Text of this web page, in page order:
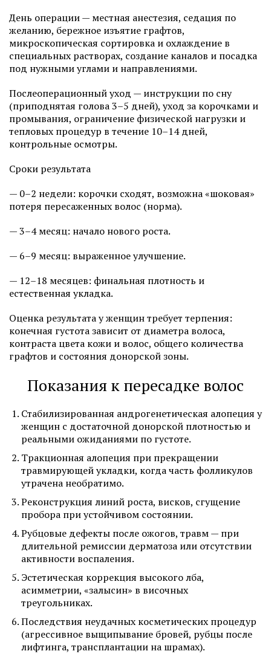
День операции — местная анестезия, седация по
желанию, бережное изъятие графтов,
микроскопическая сортировка и охлаждение в
специальных растворах, создание каналов и посадка
под нужными углами и направлениями.
Послеоперационный уход — инструкции по сну
(приподнятая голова 3–5 дней), уход за корочками и
промывания, ограничение физической нагрузки и
тепловых процедур в течение 10–14 дней,
контрольные осмотры.
Сроки результата
— 0–2 недели: корочки сходят, возможна «шоковая»
потеря пересаженных волос (норма).
— 3–4 месяц: начало нового роста.
— 6–9 месяц: выраженное улучшение.
— 12–18 месяцев: финальная плотность и
естественная укладка.
Оценка результата у женщин требует терпения:
конечная густота зависит от диаметра волоса,
контраста цвета кожи и волос, общего количества
графтов и состояния донорской зоны.
Показания к пересадке волос
Стабилизированная андрогенетическая алопеция у
женщин с достаточной донорской плотностью и
реальными ожиданиями по густоте.
Тракционная алопеция при прекращении
травмирующей укладки, когда часть фолликулов
утрачена необратимо.
Реконструкция линий роста, висков, сгущение
пробора при устойчивом состоянии.
Рубцовые дефекты после ожогов, травм — при
длительной ремиссии дерматоза или отсутствии
активности воспаления.
Эстетическая коррекция высокого лба,
асимметрии, «залысин» в височных
треугольниках.
Последствия неудачных косметических процедур
(агрессивное выщипывание бровей, рубцы после
лифтинга, трансплантации на шрамах).